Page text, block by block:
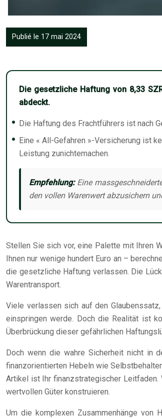
Publié le 17 mai 2024
Die gesetzliche Haftung von 8,33
abdeckt.
Die Haftung des Frachtführers ist nach
Eine « All-Gefahren »-Versicherung ist
Leistung zunichtemachen.
Empfehlung:Eine
den vollen Warenwert abzusichern
Stellen Sie sich vor, eine Palette mit Ihren
Ihnen nur wenige hundert Euro an –
die gesetzliche Haftung verlassen. Die
Warentransport.
Viele verlassen sich auf den
einspringen werde. Doch die Realität ist
Überbrückung dieser gefährlichen
Doch wenn die wahre Sicherheit nicht in
finanzorientierten Hebeln wie
Artikel ist Ihr finanzstrategischer
wertvollen Güter konstruieren.
Um die komplexen Zusammenhänge von